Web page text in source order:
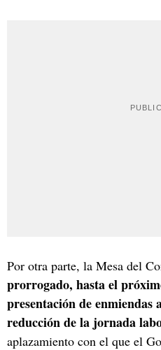
Por otra parte, la Mesa del
prorrogado, hasta el
presentación de enmiendas
reducción de la jornada
aplazamiento con el que el